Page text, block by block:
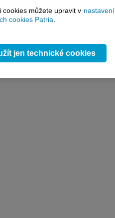
cookies můžete upravit v nastavení
cookies Patria
jen technické cookies